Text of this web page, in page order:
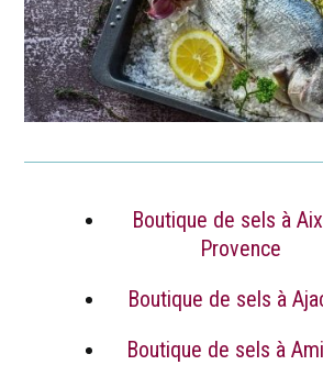
Boutique de sels à
Provence
Boutique de sels à
Boutique de sels à